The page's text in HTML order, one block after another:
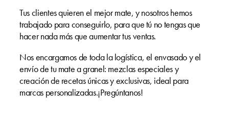
Tus clientes quieren el mejor mate, y nosotros hemos
trabajado para conseguirlo, para que tú no tengas que
hacer nada más que aumentar tus ventas.
Nos encargamos de toda la logística, el envasado y el
envío de tu mate a granel: mezclas especiales y
creación de recetas únicas y exclusivas, ideal para
marcas personalizadas.¡Pregúntanos!